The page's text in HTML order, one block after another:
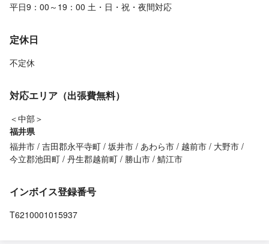
平日9：00～19：00 土・日・祝・夜間対応
定休日
不定休
対応エリア（出張費無料）
＜中部＞
福井県
福井市 吉田郡永平寺町 坂井市 あわら市 越前市
大野市
今立郡池田町 丹生郡越前町 勝山市 鯖江市
インボイス登録番号
T6210001015937